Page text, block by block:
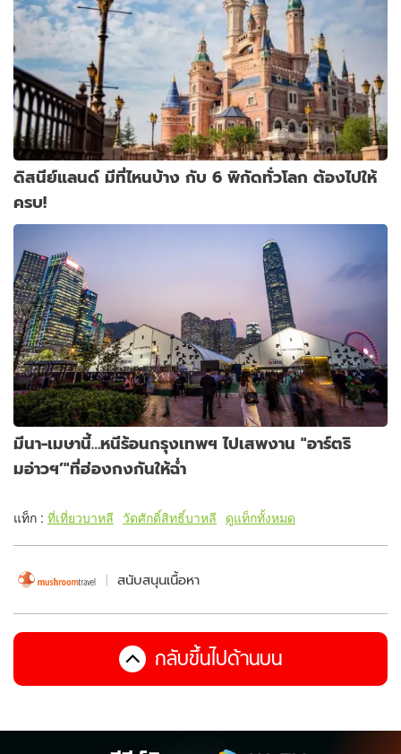
ดิสนีย์แลนด์ มีที่ไหนบ้าง กับ 6 พิกัดทั่วโลก ต้องไปให้
ครบ!
มีนา-เมษานี้…หนีร้อนกรุงเทพฯ ไปเสพงาน "อาร์ตริ
มอ่าวฯ’"ที่ฮ่องกงกันให้ฉ่ำ
แท็ก : ที่เที่ยวบาหลี วัดศักดิ์สิทธิ์บาหลี ดูแท็กทั้งหมด
สนับสนุนเนื้อหา
กลับขึ้นไปด้านบน